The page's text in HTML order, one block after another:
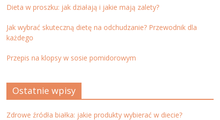
Dieta w proszku: jak działają i jakie mają zalety?
Jak wybrać skuteczną dietę na odchudzanie? Przewodnik dla
każdego
Przepis na klopsy w sosie pomidorowym
Ostatnie wpisy
Zdrowe źródła białka: jakie produkty wybierać w diecie?